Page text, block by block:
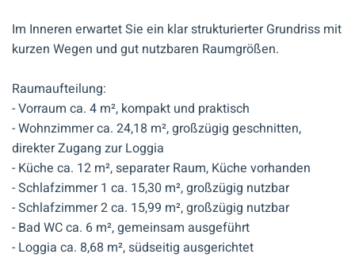
Im Inneren erwartet Sie ein klar strukturierter Grundriss mit
kurzen Wegen und gut nutzbaren Raumgrößen.
Raumaufteilung:
- Vorraum ca. 4 m², kompakt und praktisch
- Wohnzimmer ca. 24,18 m², großzügig geschnitten,
direkter Zugang zur Loggia
- Küche ca. 12 m², separater Raum, Küche vorhanden
- Schlafzimmer 1 ca. 15,30 m², großzügig nutzbar
- Schlafzimmer 2 ca. 15,99 m², großzügig nutzbar
- Bad WC ca. 6 m², gemeinsam ausgeführt
- Loggia ca. 8,68 m², südseitig ausgerichtet